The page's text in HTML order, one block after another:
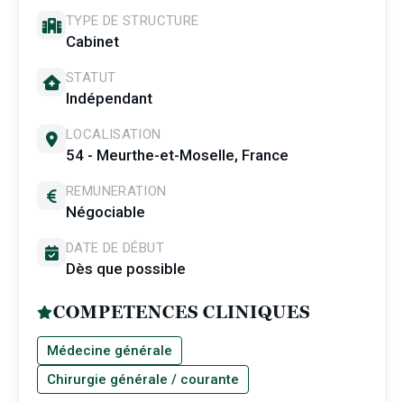
TYPE DE STRUCTURE
Cabinet
STATUT
Indépendant
LOCALISATION
54 - Meurthe-et-Moselle, France
REMUNERATION
Négociable
DATE DE DÉBUT
Dès que possible
COMPETENCES CLINIQUES
Médecine générale
Chirurgie générale / courante